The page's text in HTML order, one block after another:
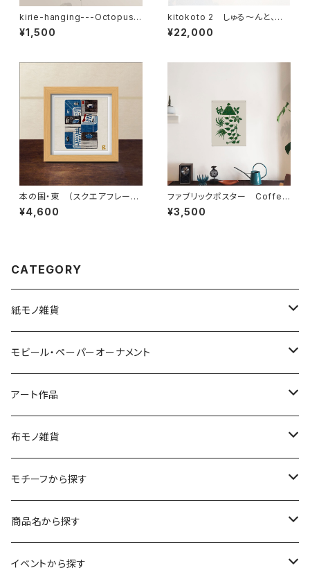
kirie-hanging---Octopus
（ペーパーオーナメント・タコ）
¥1,500
kitokoto 2 しゅる〜んと、か
ぜがふいている
¥22,000
本の国・東 （スクエアフレーム
付・裏面サイン入り）
¥4,600
ファブリックポスター Coffee
Journey ” Guatemala ”
¥3,500
CATEGORY
紙モノ雑貨
切り絵グリーティングカード
LED用ペーパーシェード
ポストカード
モビール・ペーパーオーナメント
モビール
ペーパーオーナメント
アート作品
ポスター
kuusou-kitte（空想切手・フレーム付）
レギュラーサイズ
コンパクトサイズ
イラスト（フレーム付）
サイン付イラスト（フレーム付）
布モノ雑貨
ファブリックポスター
ガーゼスカーフ
てぬぐい
モチーフから探す
キャンプ - CAMPING
サーカス- CIRCUS
商品名から探す
kirie-deco
イベントから探す